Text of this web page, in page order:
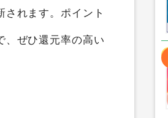
10クリア＆週間パ
順にランキング化し